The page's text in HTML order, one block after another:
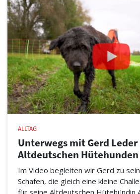
ALLTAG
Unterwegs mit Gerd
Altdeutschen Hütehunden
Im Video begleiten wir Gerd zu
Schafen, die gleich eine kleine